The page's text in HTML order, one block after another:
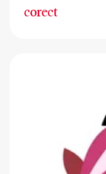
corect